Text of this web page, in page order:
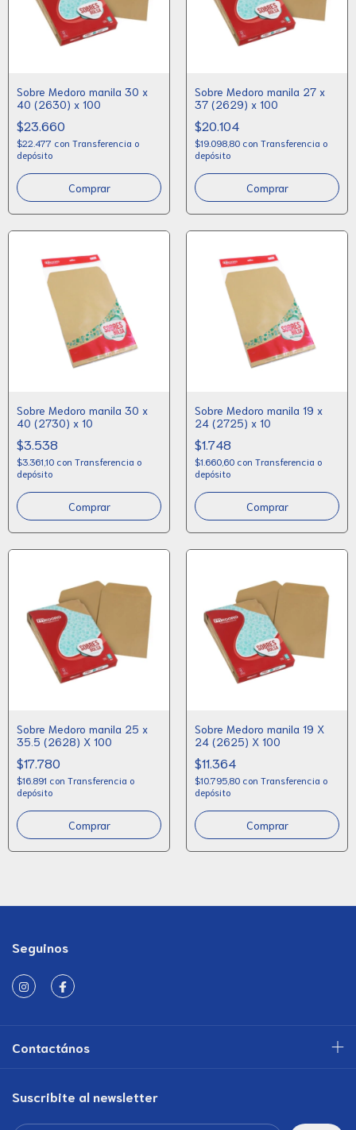
Sobre Medoro manila 30 x
40 (2630) x 100
$23.660
$22.477 con Transferencia o
depósito
Sobre Medoro manila 27 x
37 (2629) x 100
$20.104
$19.098,80 con Transferencia o
depósito
Sobre Medoro manila 30 x
40 (2730) x 10
$3.538
$3.361,10 con Transferencia o
depósito
Sobre Medoro manila 19 x
24 (2725) x 10
$1.748
$1.660,60 con Transferencia o
depósito
Sobre Medoro manila 25 x
35.5 (2628) X 100
$17.780
$16.891 con Transferencia o
depósito
Sobre Medoro manila 19 X
24 (2625) X 100
$11.364
$10.795,80 con Transferencia o
depósito
Seguinos
Contactános
Suscribite al newsletter